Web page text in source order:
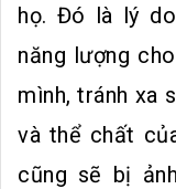
họ. Đó là lý
năng lượng
mình, tránh xa
và thể chất
cũng sẽ bị